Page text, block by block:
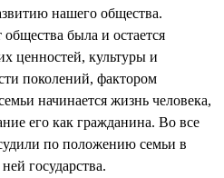
нашего общества.
была и остается
ценностей, культуры и
поколений, фактором
начинается жизнь человека,
его как гражданина. Во все
по положению семьи в
государства.